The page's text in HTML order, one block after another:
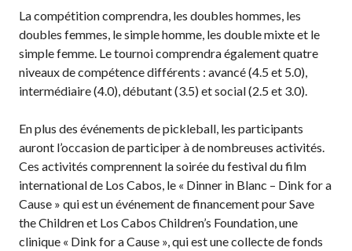
tournoi sanctionné
Calendrier des
événements
Guide du directeur de
tournoi
homologuées
Pickleball Brackets –
Fournisseur de
solutions logicielles
La compétition comprendra, les doubles hommes, les
doubles femmes, le simple homme, les double mixte et le
simple femme. Le tournoi comprendra également quatre
niveaux de compétence différents : avancé (4.5 et 5.0),
intermédiaire (4.0), débutant (3.5) et social (2.5 et 3.0).
En plus des événements de pickleball, les participants
auront l’occasion de participer à de nombreuses activités.
Ces activités comprennent la soirée du festival du film
international de Los Cabos, le « Dinner in Blanc – Dink for a
Cause » qui est un événement de financement pour Save
the Children et Los Cabos Children’s Foundation, une
clinique « Dink for a Cause », qui est une collecte de fonds